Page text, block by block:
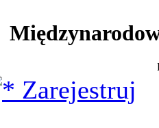
Zarejestruj